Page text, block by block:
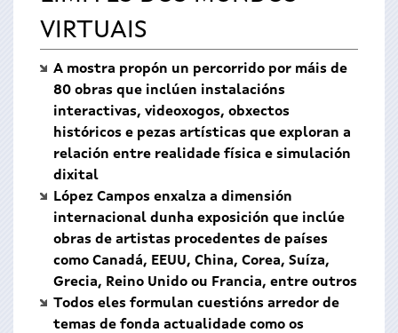
VIRTUAIS
A mostra propón un percorrido por máis de
80 obras que inclúen instalacións
interactivas, videoxogos, obxectos
históricos e pezas artísticas que exploran a
relación entre realidade física e simulación
dixital
López Campos enxalza a dimensión
internacional dunha exposición que inclúe
obras de artistas procedentes de países
como Canadá, EEUU, China, Corea, Suíza,
Grecia, Reino Unido ou Francia, entre outros
Todos eles formulan cuestións arredor de
temas de fonda actualidade como os